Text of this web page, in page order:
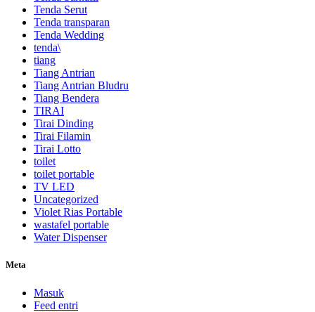
Tenda Serut
Tenda transparan
Tenda Wedding
tenda\
tiang
Tiang Antrian
Tiang Antrian Bludru
Tiang Bendera
TIRAI
Tirai Dinding
Tirai Filamin
Tirai Lotto
toilet
toilet portable
TV LED
Uncategorized
Violet Rias Portable
wastafel portable
Water Dispenser
Meta
Masuk
Feed entri